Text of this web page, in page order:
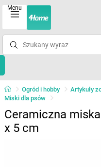
Menu
Ogród i hobby Artykuły
Miski dla psów
Ceramiczna
x 5 cm